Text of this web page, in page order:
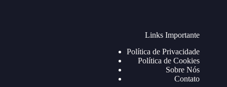
Links Importante
Política de Privacidade
Política de Cookies
Sobre Nós
Contato